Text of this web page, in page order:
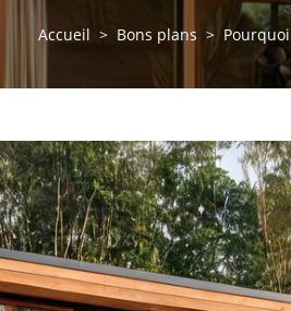
Accueil Bons plans